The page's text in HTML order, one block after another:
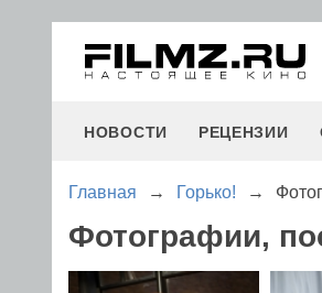
НОВОСТИ РЕЦЕНЗИИ
Главная → Горько! →
Фотографии,